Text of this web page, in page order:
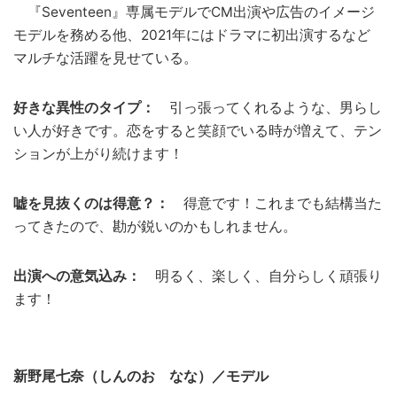
『Seventeen』専属モデルでCM出演や広告のイメージ
モデルを務める他、2021年にはドラマに初出演するなど
マルチな活躍を見せている。
好きな異性のタイプ： 引っ張ってくれるような、男らし
い人が好きです。恋をすると笑顔でいる時が増えて、テン
ションが上がり続けます！
嘘を見抜くのは得意？： 得意です！これまでも結構当た
ってきたので、勘が鋭いのかもしれません。
出演への意気込み： 明るく、楽しく、自分らしく頑張り
ます！
新野尾七奈（しんのお なな）／モデル